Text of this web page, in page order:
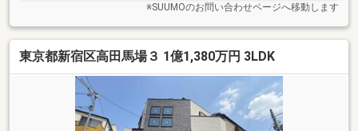
※SUUMOのお問い合わせページへ移動します
東京都新宿区高田馬場３ 1億1,380万円 3LDK